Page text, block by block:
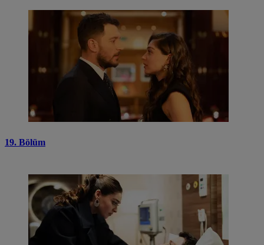
19. Bölüm